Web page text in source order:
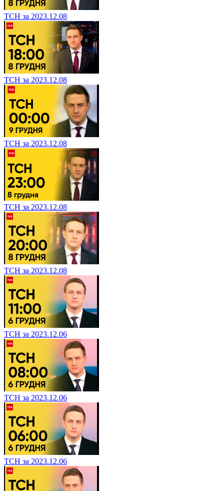
ТСН за 2023.12.08
ТСН за 2023.12.08
ТСН за 2023.12.08
ТСН за 2023.12.08
ТСН за 2023.12.08
ТСН за 2023.12.06
ТСН за 2023.12.06
ТСН за 2023.12.06